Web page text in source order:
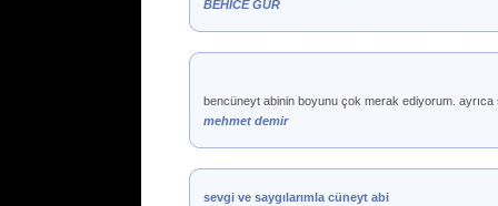
BEHİCE GÜR
bencüneyt abinin boyunu çok merak ediyorum.
mehmet demir
sevgi ve saygılarımla cüneyt abi